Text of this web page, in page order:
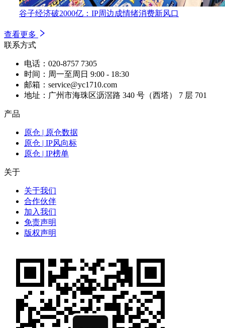
谷子经济破2000亿：IP周边成情绪消费新风口
查看更多
联系方式
电话：020-8757 7305
时间：周一至周日 9:00 - 18:30
邮箱：service@yc1710.com
地址：广州市海珠区沥滘路 340 号（西塔） 7 层 701
产品
原仓 | 原仓数据
原仓 | IP风向标
原仓 | IP榜单
关于
关于我们
合作伙伴
加入我们
免责声明
版权声明